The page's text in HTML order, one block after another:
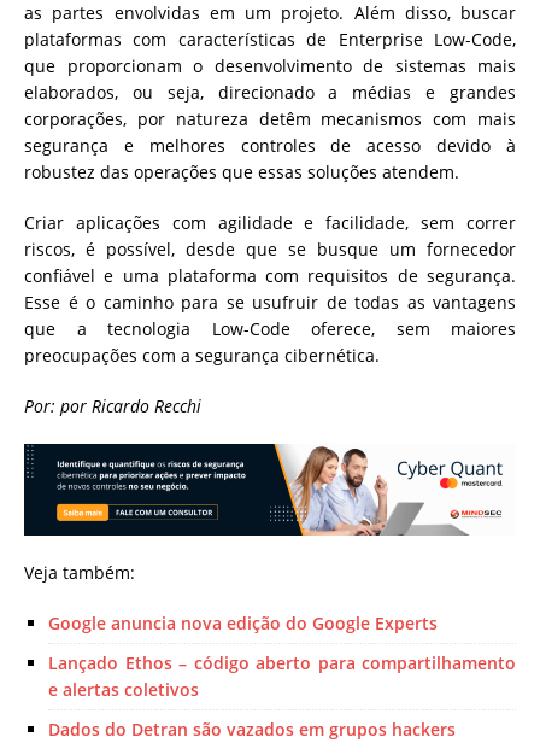
as partes envolvidas em um projeto. Além disso, buscar
plataformas com características de Enterprise Low-Code,
que proporcionam o desenvolvimento de sistemas mais
elaborados, ou seja, direcionado a médias e grandes
corporações, por natureza detêm mecanismos com mais
segurança e melhores controles de acesso devido à
robustez das operações que essas soluções atendem.
Criar aplicações com agilidade e facilidade, sem correr
riscos, é possível, desde que se busque um fornecedor
confiável e uma plataforma com requisitos de segurança.
Esse é o caminho para se usufruir de todas as vantagens
que a tecnologia Low-Code oferece, sem maiores
preocupações com a segurança cibernética.
Por: por Ricardo Recchi
Veja também:
Google anuncia nova edição do Google Experts
Lançado Ethos – código aberto para compartilhamento
e alertas coletivos
Dados do Detran são vazados em grupos hackers